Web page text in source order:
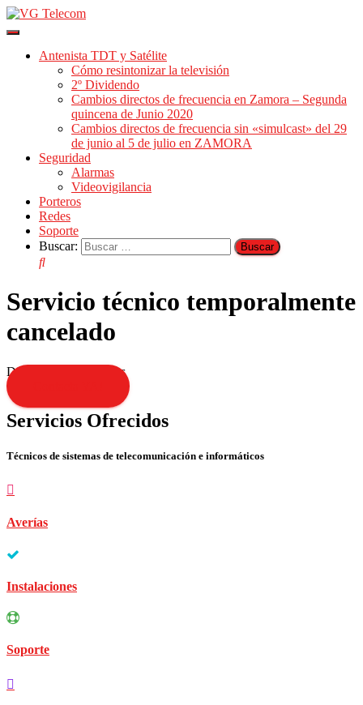
Cambiar
navegación
Antenista TDT y Satélite
Cómo resintonizar la televisión
2º Dividendo
Cambios directos de frecuencia en Zamora – Segunda
quincena de Junio 2020
Cambios directos de frecuencia sin «simulcast» del 29
de junio al 5 de julio en ZAMORA
Seguridad
Alarmas
Videovigilancia
Porteros
Redes
Soporte
Buscar:
Servicio técnico temporalmente
cancelado
Disculpen las molestias
Servicios Ofrecidos
Técnicos de sistemas de telecomunicación e informáticos
Averías
Instalaciones
Soporte